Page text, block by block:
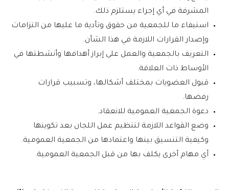
المشرفة في أي إجراء يستلزم ذلك.
استيفاء ما للجمعية من حقوق وتأدية ما عليها من التزامات
وإصدار القرارات اللازمة في هذا الشأن.
التعريف بالجمعية والعمل على إبراز أهدافها وأنشطتها في
الأوساط ذات العلاقة.
‌قبول العضويات بمختلف أشكالها، وتسبيب قرارات
رفضها.
دعوة الجمعية العمومية للانعقاد.
وضع القواعد اللازمة لتنظيم عمل اللجان بعد تكوينها
وكيفية التنسيق بينها واعتمادها من الجمعية العمومية.
‌أي مهام أخرى يكلف بها من قبل الجمعية العمومية.